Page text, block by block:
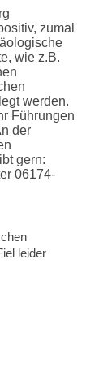
zumal
wie z.B.
werden.
Führungen
der
gern:
06174-
leider